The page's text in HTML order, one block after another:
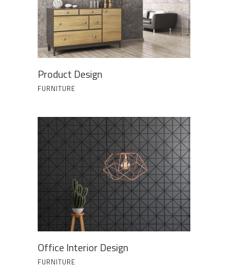
Product Design
FURNITURE
Office Interior Design
FURNITURE